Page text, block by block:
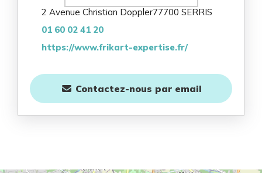
2 Avenue Christian Doppler77700 SERRIS
01 60 02 41 20
https://www.frikart-expertise.fr/
Contactez-nous par email